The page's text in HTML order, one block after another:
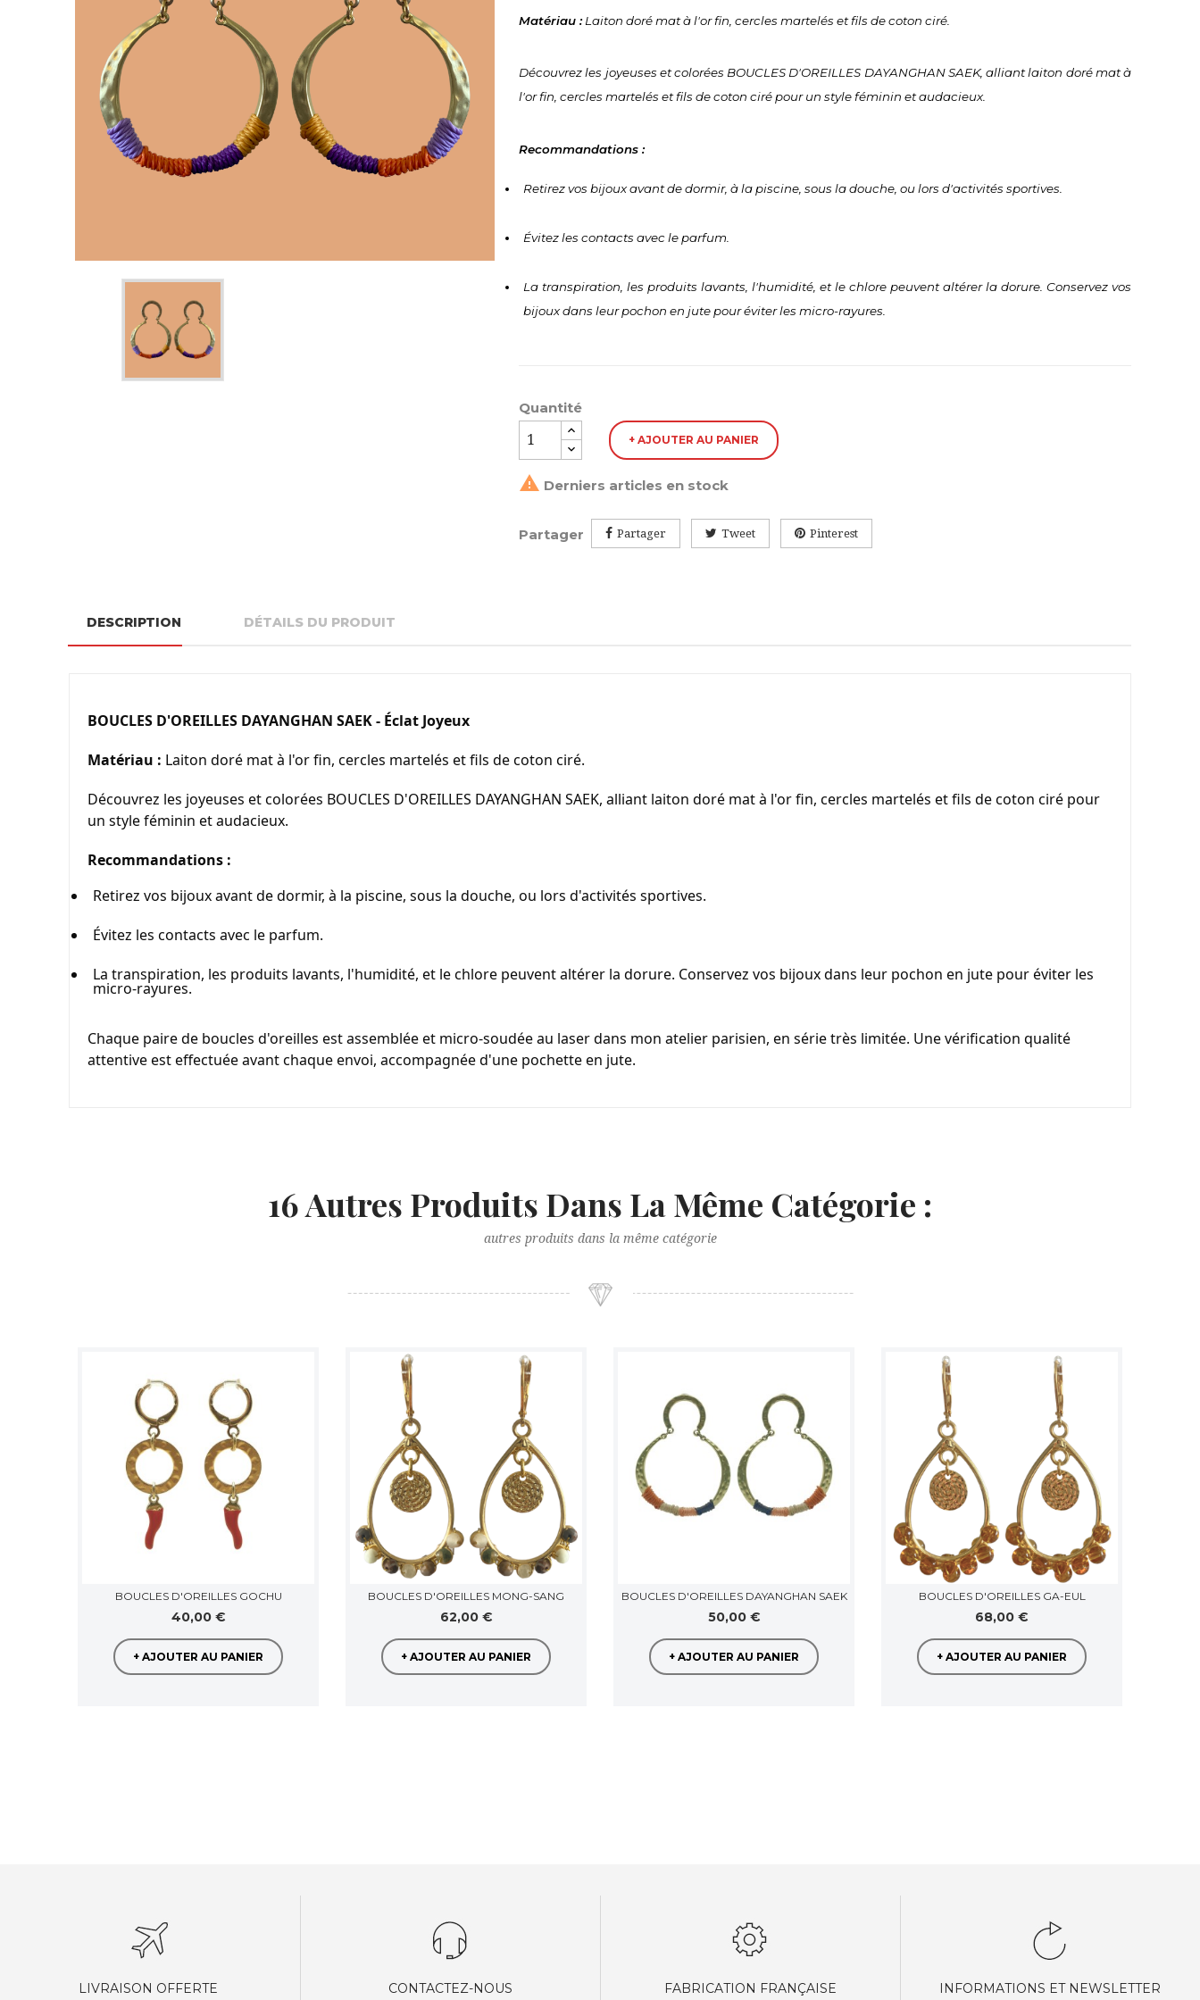
Matériau : Laiton doré mat à l'or fin, cercles martelés et fils de coton ciré.
Découvrez les joyeuses et colorées BOUCLES D'OREILLES DAYANGHAN SAEK, alliant laiton doré mat à
l'or fin, cercles martelés et fils de coton ciré pour un style féminin et audacieux.
Recommandations :
Retirez vos bijoux avant de dormir, à la piscine, sous la douche, ou lors d'activités sportives.
Évitez les contacts avec le parfum.
La transpiration, les produits lavants, l'humidité, et le chlore peuvent altérer la dorure. Conservez vos
bijoux dans leur pochon en jute pour éviter les micro-rayures.
Quantité
+ AJOUTER AU PANIER
 Derniers articles en stock
Partager Partager Tweet Pinterest
DESCRIPTION DÉTAILS DU PRODUIT
BOUCLES D'OREILLES DAYANGHAN SAEK - Éclat Joyeux
Matériau : Laiton doré mat à l'or fin, cercles martelés et fils de coton ciré.
Découvrez les joyeuses et colorées BOUCLES D'OREILLES DAYANGHAN SAEK, alliant laiton doré mat à l'or fin, cercles martelés et fils de coton ciré pour
un style féminin et audacieux.
Recommandations :
Retirez vos bijoux avant de dormir, à la piscine, sous la douche, ou lors d'activités sportives.
Évitez les contacts avec le parfum.
La transpiration, les produits lavants, l'humidité, et le chlore peuvent altérer la dorure. Conservez vos bijoux dans leur pochon en jute pour éviter les
micro-rayures.
Chaque paire de boucles d'oreilles est assemblée et micro-soudée au laser dans mon atelier parisien, en série très limitée. Une vérification qualité
attentive est effectuée avant chaque envoi, accompagnée d'une pochette en jute.
16 Autres Produits Dans La Même Catégorie :
autres produits dans la même catégorie
BOUCLES D'OREILLES GOCHU
40,00 €
+ AJOUTER AU PANIER
BOUCLES D'OREILLES MONG-SANG
62,00 €
+ AJOUTER AU PANIER
BOUCLES D'OREILLES DAYANGHAN SAEK
50,00 €
+ AJOUTER AU PANIER
BOUCLES D'OREILLES GA-EUL
68,00 €
+ AJOUTER AU PANIER
LIVRAISON OFFERTE CONTACTEZ-NOUS FABRICATION FRANÇAISE INFORMATIONS ET NEWSLETTER